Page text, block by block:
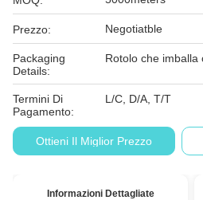
Prezzo: Negotiatble
Packaging
Details:
Rotolo che imballa
Termini Di
Pagamento:
L/C, D/A, T/T
Ottieni Il Miglior Prezzo
Informazioni Dettagliate